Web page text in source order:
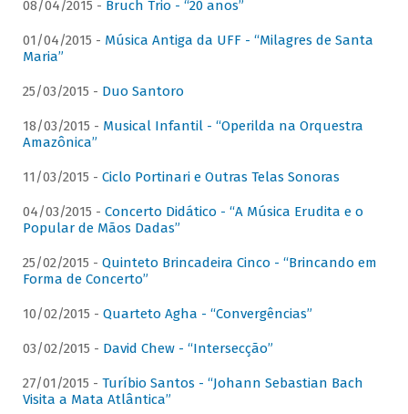
08/04/2015 - Bruch Trio - “20 anos”
01/04/2015 - Música Antiga da UFF - “Milagres de Santa
Maria”
25/03/2015 - Duo Santoro
18/03/2015 - Musical Infantil - “Operilda na Orquestra
Amazônica”
11/03/2015 - Ciclo Portinari e Outras Telas Sonoras
04/03/2015 - Concerto Didático - “A Música Erudita e o
Popular de Mãos Dadas”
25/02/2015 - Quinteto Brincadeira Cinco - “Brincando em
Forma de Concerto”
10/02/2015 - Quarteto Agha - “Convergências”
03/02/2015 - David Chew - “Intersecção”
27/01/2015 - Turíbio Santos - “Johann Sebastian Bach
Visita a Mata Atlântica”